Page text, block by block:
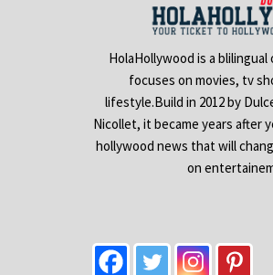
HolaHollywood is a blilingual
focuses on movies, tv
lifestyle.Build in 2012 by
Nicollet, it became years after
hollywood news that will
on